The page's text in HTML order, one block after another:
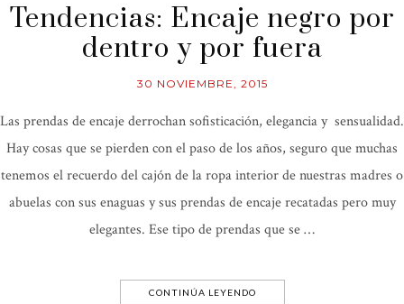
Tendencias: Encaje negro por
dentro y por fuera
30 NOVIEMBRE, 2015
Las prendas de encaje derrochan sofisticación, elegancia y sensualidad.
Hay cosas que se pierden con el paso de los años, seguro que muchas
tenemos el recuerdo del cajón de la ropa interior de nuestras madres o
abuelas con sus enaguas y sus prendas de encaje recatadas pero muy
elegantes. Ese tipo de prendas que se …
CONTINÚA LEYENDO